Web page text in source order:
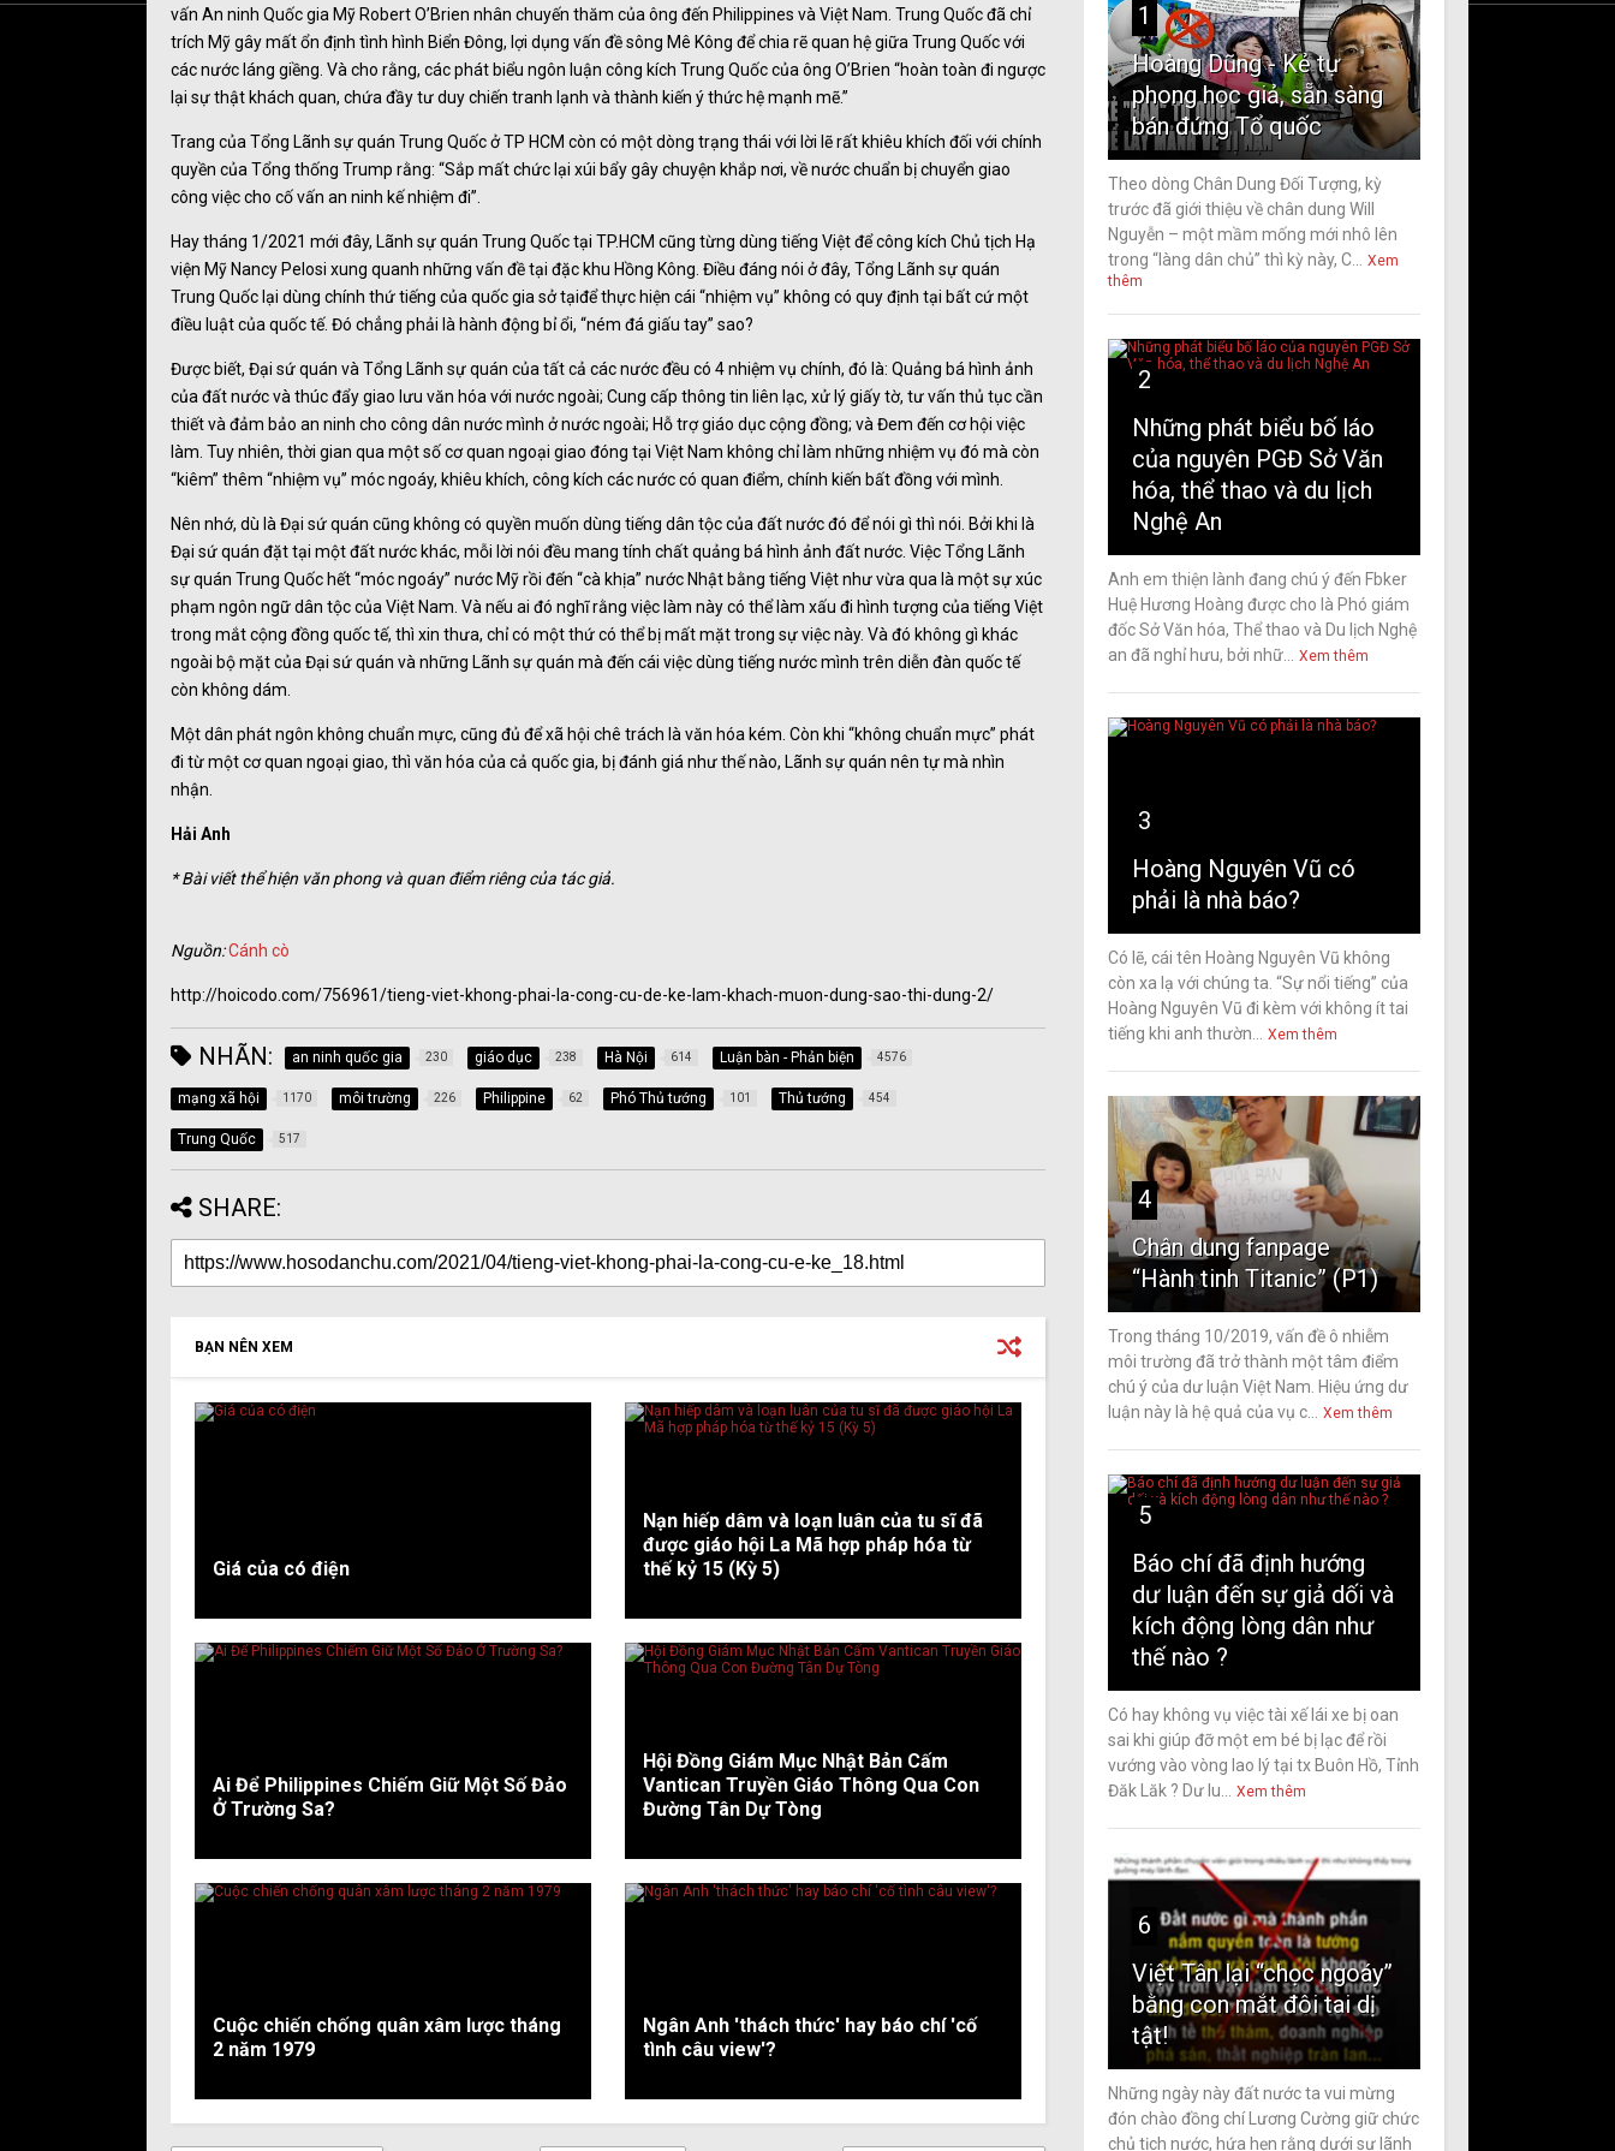
vấn An ninh Quốc gia Mỹ Robert O’Brien nhân chuyến thăm của ông đến Philippines và Việt Nam. Trung Quốc đã chỉ
trích Mỹ gây mất ổn định tình hình Biển Đông, lợi dụng vấn đề sông Mê Kông để chia rẽ quan hệ giữa Trung Quốc với
các nước láng giềng. Và cho rằng, các phát biểu ngôn luận công kích Trung Quốc của ông O’Brien “hoàn toàn đi ngược
lại sự thật khách quan, chứa đầy tư duy chiến tranh lạnh và thành kiến ý thức hệ mạnh mẽ.”
Trang của Tổng Lãnh sự quán Trung Quốc ở TP HCM còn có một dòng trạng thái với lời lẽ rất khiêu khích đối với chính
quyền của Tổng thống Trump rằng: “Sắp mất chức lại xúi bẩy gây chuyện khắp nơi, về nước chuẩn bị chuyển giao
công việc cho cố vấn an ninh kế nhiệm đi”.
Hay tháng 1/2021 mới đây, Lãnh sự quán Trung Quốc tại TP.HCM cũng từng dùng tiếng Việt để công kích Chủ tịch Hạ
viện Mỹ Nancy Pelosi xung quanh những vấn đề tại đặc khu Hồng Kông. Điều đáng nói ở đây, Tổng Lãnh sự quán
Trung Quốc lại dùng chính thứ tiếng của quốc gia sở tạiđể thực hiện cái “nhiệm vụ” không có quy định tại bất cứ một
điều luật của quốc tế. Đó chẳng phải là hành động bỉ ổi, “ném đá giấu tay” sao?
Được biết, Đại sứ quán và Tổng Lãnh sự quán của tất cả các nước đều có 4 nhiệm vụ chính, đó là: Quảng bá hình ảnh
của đất nước và thúc đẩy giao lưu văn hóa với nước ngoài; Cung cấp thông tin liên lạc, xử lý giấy tờ, tư vấn thủ tục cần
thiết và đảm bảo an ninh cho công dân nước mình ở nước ngoài; Hỗ trợ giáo dục cộng đồng; và Đem đến cơ hội việc
làm. Tuy nhiên, thời gian qua một số cơ quan ngoại giao đóng tại Việt Nam không chỉ làm những nhiệm vụ đó mà còn
“kiêm” thêm “nhiệm vụ” móc ngoáy, khiêu khích, công kích các nước có quan điểm, chính kiến bất đồng với mình.
Nên nhớ, dù là Đại sứ quán cũng không có quyền muốn dùng tiếng dân tộc của đất nước đó để nói gì thì nói. Bởi khi là
Đại sứ quán đặt tại một đất nước khác, mỗi lời nói đều mang tính chất quảng bá hình ảnh đất nước. Việc Tổng Lãnh
sự quán Trung Quốc hết “móc ngoáy” nước Mỹ rồi đến “cà khịa” nước Nhật bằng tiếng Việt như vừa qua là một sự xúc
phạm ngôn ngữ dân tộc của Việt Nam. Và nếu ai đó nghĩ rằng việc làm này có thể làm xấu đi hình tượng của tiếng Việt
trong mắt cộng đồng quốc tế, thì xin thưa, chỉ có một thứ có thể bị mất mặt trong sự việc này. Và đó không gì khác
ngoài bộ mặt của Đại sứ quán và những Lãnh sự quán mà đến cái việc dùng tiếng nước mình trên diễn đàn quốc tế
còn không dám.
Một dân phát ngôn không chuẩn mực, cũng đủ để xã hội chê trách là văn hóa kém. Còn khi “không chuẩn mực” phát
đi từ một cơ quan ngoại giao, thì văn hóa của cả quốc gia, bị đánh giá như thế nào, Lãnh sự quán nên tự mà nhìn
nhận.
Hải Anh
* Bài viết thể hiện văn phong và quan điểm riêng của tác giả.
Nguồn:Cánh cò
http://hoicodo.com/756961/tieng-viet-khong-phai-la-cong-cu-de-ke-lam-khach-muon-dung-sao-thi-dung-2/
NHÃN: an ninh quốc gia 230 giáo dục 238 Hà Nội 614 Luận bàn - Phản biện 4576
mạng xã hội 1170 môi trường 226 Philippine 62 Phó Thủ tướng 101 Thủ tướng 454
Trung Quốc 517
SHARE:
BẠN NÊN XEM
Giá của có điện
Nạn hiếp dâm và loạn luân của tu sĩ đã
được giáo hội La Mã hợp pháp hóa từ
thế kỷ 15 (Kỳ 5)
Ai Để Philippines Chiếm Giữ Một Số Đảo
Ở Trường Sa?
Hội Đồng Giám Mục Nhật Bản Cấm
Vantican Truyền Giáo Thông Qua Con
Đường Tân Dự Tòng
Cuộc chiến chống quân xâm lược tháng
2 năm 1979
Ngân Anh 'thách thức' hay báo chí 'cố
tình câu view'?
1
Hoàng Dũng - Kẻ tự
phong học giả, sẵn sàng
bán đứng Tổ quốc
Theo dòng Chân Dung Đối Tượng, kỳ
trước đã giới thiệu về chân dung Will
Nguyễn – một mầm mống mới nhô lên
trong “làng dân chủ” thì kỳ này, C...
Xem
thêm
2
Những phát biểu bố láo
của nguyên PGĐ Sở Văn
hóa, thể thao và du lịch
Nghệ An
Anh em thiện lành đang chú ý đến Fbker
Huệ Hương Hoàng được cho là Phó giám
đốc Sở Văn hóa, Thể thao và Du lịch Nghệ
an đã nghỉ hưu, bởi nhữ...
Xem thêm
3
Hoàng Nguyên Vũ có
phải là nhà báo?
Có lẽ, cái tên Hoàng Nguyên Vũ không
còn xa lạ với chúng ta. “Sự nổi tiếng” của
Hoàng Nguyên Vũ đi kèm với không ít tai
tiếng khi anh thườn...
Xem thêm
4
Chân dung fanpage
“Hành tinh Titanic” (P1)
Trong tháng 10/2019, vấn đề ô nhiễm
môi trường đã trở thành một tâm điểm
chú ý của dư luận Việt Nam. Hiệu ứng dư
luận này là hệ quả của vụ c...
Xem thêm
5
Báo chí đã định hướng
dư luận đến sự giả dối và
kích động lòng dân như
thế nào ?
Có hay không vụ việc tài xế lái xe bị oan
sai khi giúp đỡ một em bé bị lạc để rồi
vướng vào vòng lao lý tại tx Buôn Hồ, Tỉnh
Đăk Lăk ? Dư lu...
Xem thêm
6
Việt Tân lại “chọc ngoáy”
bằng con mắt đôi tai dị
tật!
Những ngày này đất nước ta vui mừng
đón chào đồng chí Lương Cường giữ chức
chủ tịch nước, hứa hẹn rằng dưới sự lãnh